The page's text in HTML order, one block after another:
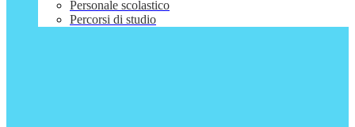
Personale scolastico
Percorsi di studio